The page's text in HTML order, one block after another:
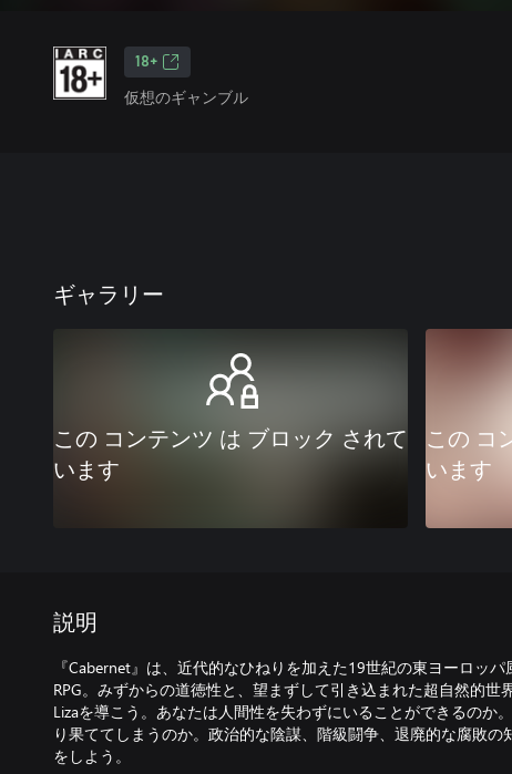
18+
仮想のギャンブル
ギャラリー
この コンテンツ は ブロック されて
います
この コ
います
説明
『Cabernet』は、近代的なひねりを加えた19世紀の東ヨーロッ
RPG。みずからの道徳性と、望まずして引き込まれた超自然的世
Lizaを導こう。あなたは人間性を失わずにいることができるのか
り果ててしまうのか。政治的な陰謀、階級闘争、退廃的な腐敗
をしよう。